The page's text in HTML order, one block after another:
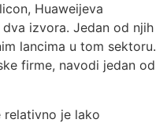
Huaweijeva
izvora. Jedan od njih
lancima u tom sektoru.
firme, navodi jedan od
relativno je lako